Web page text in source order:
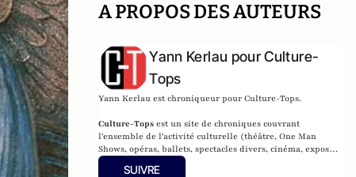
A PROPOS DES AUTEURS
Yann Kerlau pour Culture-
Tops
Yann Kerlau est chroniqueur pour Culture-Tops.
Culture-Tops est un site de chroniques couvrant
l'ensemble de l'activité culturelle (théâtre, One Man
Shows, opéras, ballets, spectacles divers, cinéma, expos,
livres, etc.).
SUIVRE